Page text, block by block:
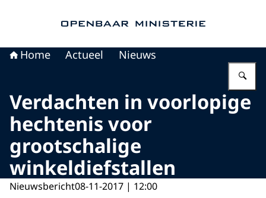
Home Actueel Nieuws
Verdachten in voorlopige
hechtenis voor
grootschalige
winkeldiefstallen
Nieuwsbericht08-11-2017 | 12:00